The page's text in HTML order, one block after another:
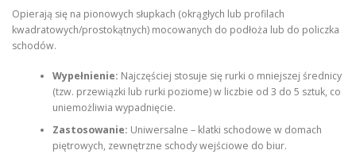
Opierają się na pionowych słupkach (okrągłych lub profilach
kwadratowych/prostokątnych) mocowanych do podłoża lub do policzka
schodów.
Wypełnienie: Najczęściej stosuje się rurki o mniejszej średnicy
(tzw. przewiązki lub rurki poziome) w liczbie od 3 do 5 sztuk, co
uniemożliwia wypadnięcie.
Zastosowanie: Uniwersalne – klatki schodowe w domach
piętrowych, zewnętrzne schody wejściowe do biur.